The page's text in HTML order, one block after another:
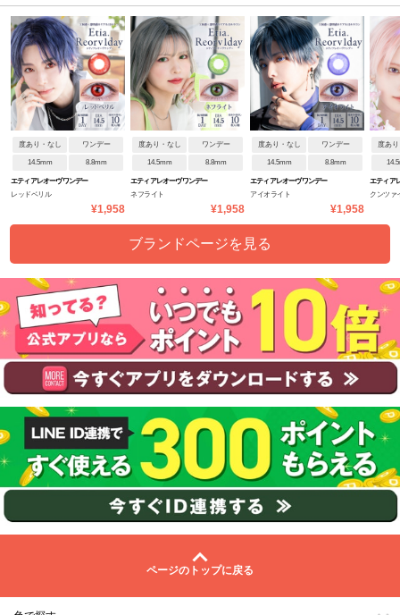
度あり・なし ワンデー
14.5mm 8.8mm
エティアレオーヴワンデー
レッドベリル
¥1,958
度あり・なし ワンデー
14.5mm 8.8mm
エティアレオーヴワンデー
ネフライト
¥1,958
度あり・なし ワンデー
14.5mm 8.8mm
エティアレオーヴワンデー
アイオライト
¥1,958
度あ
エティア
クンツァ
ブランドページを見る
ページのトップに戻る